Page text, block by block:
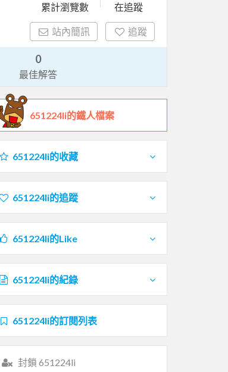
累計瀏覽數
在追蹤
站內簡訊 追蹤
0
最佳解答
651224li的鐵人檔案
651224li的收藏
651224li的追蹤
651224li的Like
651224li的紀錄
651224li的訂閱列表
封鎖 651224li